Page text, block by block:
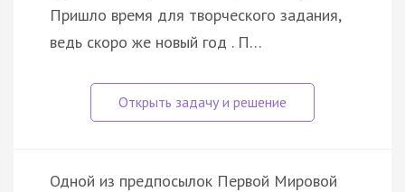
Пришло время для творческого задания,
ведь скоро же новый год . П…
Одной из предпосылок Первой Мировой